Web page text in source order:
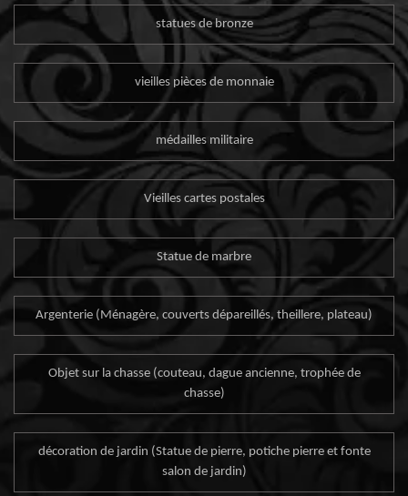
statues de bronze
vieilles pièces de monnaie
médailles militaire
Vieilles cartes postales
Statue de marbre
Argenterie (Ménagère, couverts dépareillés, theillere, plateau)
Objet sur la chasse (couteau, dague ancienne, trophée de
chasse)
décoration de jardin (Statue de pierre, potiche pierre et fonte
salon de jardin)